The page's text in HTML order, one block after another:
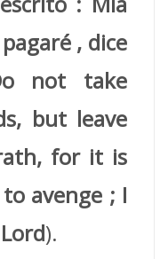
, dice
not take
but leave
for it is
avenge ; I
).